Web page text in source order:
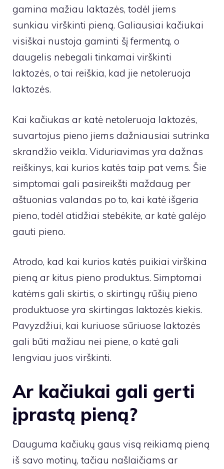
gamina mažiau laktazės, todėl jiems
sunkiau virškinti pieną. Galiausiai kačiukai
visiškai nustoja gaminti šį fermentą, o
daugelis nebegali tinkamai virškinti
laktozės, o tai reiškia, kad jie netoleruoja
laktozės.
Kai kačiukas ar katė netoleruoja laktozės,
suvartojus pieno jiems dažniausiai sutrinka
skrandžio veikla. Viduriavimas yra dažnas
reiškinys, kai kurios katės taip pat vems. Šie
simptomai gali pasireikšti maždaug per
aštuonias valandas po to, kai katė išgeria
pieno, todėl atidžiai stebėkite, ar katė galėjo
gauti pieno.
Atrodo, kad kai kurios katės puikiai virškina
pieną ar kitus pieno produktus. Simptomai
katėms gali skirtis, o skirtingų rūšių pieno
produktuose yra skirtingas laktozės kiekis.
Pavyzdžiui, kai kuriuose sūriuose laktozės
gali būti mažiau nei piene, o katė gali
lengviau juos virškinti.
Ar kačiukai gali gerti
įprastą pieną?
Dauguma kačiukų gaus visą reikiamą pieną
iš savo motinų, tačiau našlaičiams ar